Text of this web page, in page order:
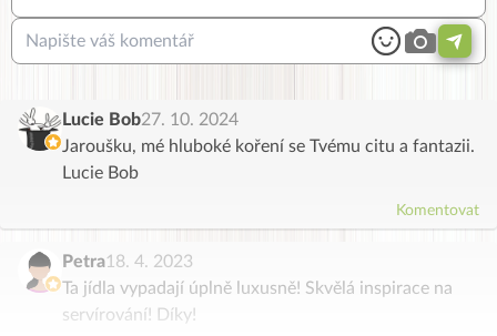
Lucie Bob27. 10. 2024
Jaroušku, mé hluboké koření se Tvému citu a fantazii.
Lucie Bob
Komentovat
Petra18. 4. 2023
Ta jídla vypadají úplně luxusně! Skvělá inspirace na
servírování! Díky!